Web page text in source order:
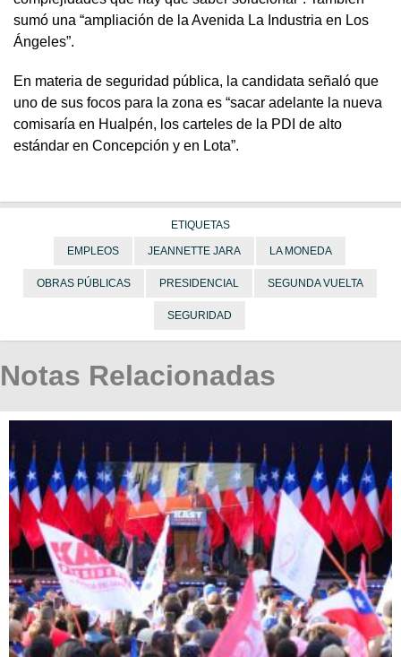
sumó una “ampliación de la Avenida La Industria en Los
Ángeles”.
En materia de seguridad pública, la candidata señaló que
uno de sus focos para la zona es “sacar adelante la nueva
comisaría en Hualpén, los carteles de la PDI de alto
estándar en Concepción y en Lota”.
ETIQUETAS
EMPLEOS JEANNETTE JARA LA MONEDA
OBRAS PÚBLICAS PRESIDENCIAL SEGUNDA VUELTA
SEGURIDAD
Notas Relacionadas